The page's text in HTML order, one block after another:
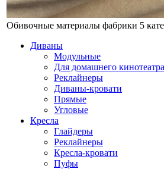
Обивочные материалы фабрики 5
Диваны
Модульные
Для домашнего кинотеатра
Реклайнеры
Диваны-кровати
Прямые
Угловые
Кресла
Глайдеры
Реклайнеры
Кресла-кровати
Пуфы